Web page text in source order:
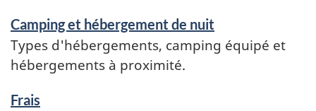
Camping et hébergement de nuit
Types d'hébergements, camping équipé et
hébergements à proximité.
Frais